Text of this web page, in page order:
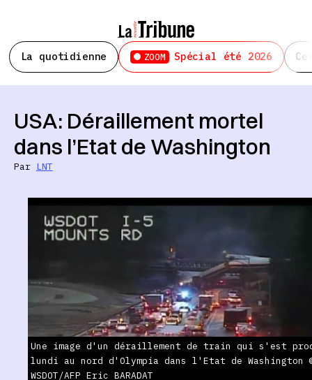
La quotidienne ZOOM Spécial été 2026
USA: Déraillement mortel
dans l’Etat de Washington
Par LNT
Une image d'un déraillement de train qui s'est
lundi au nord d'Olympia dans l'Etat de Washington
WSDOT/AFP Eric BARADAT